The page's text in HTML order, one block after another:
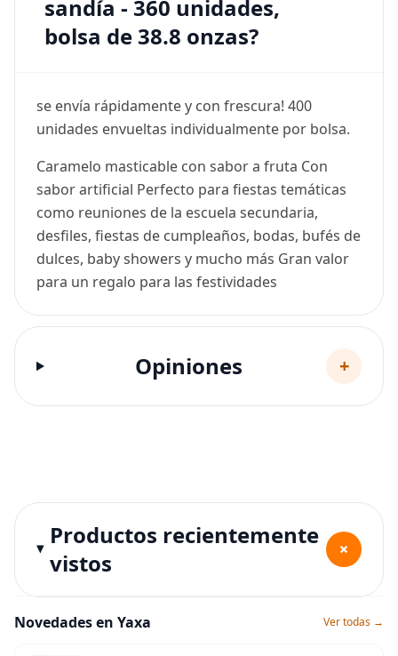
sandía - 360 unidades,
bolsa de 38.8 onzas?
se envía rápidamente y con frescura! 400
unidades envueltas individualmente por bolsa.
Caramelo masticable con sabor a fruta Con
sabor artificial Perfecto para fiestas temáticas
como reuniones de la escuela secundaria,
desfiles, fiestas de cumpleaños, bodas, bufés de
dulces, baby showers y mucho más Gran valor
para un regalo para las festividades
Opiniones +
Productos recientemente
vistos
+
Novedades en Yaxa Ver todas →